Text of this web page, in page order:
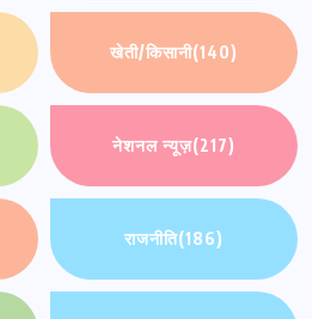
खेती/किसानी(140)
नेशनल न्यूज़(217)
राजनीति(186)